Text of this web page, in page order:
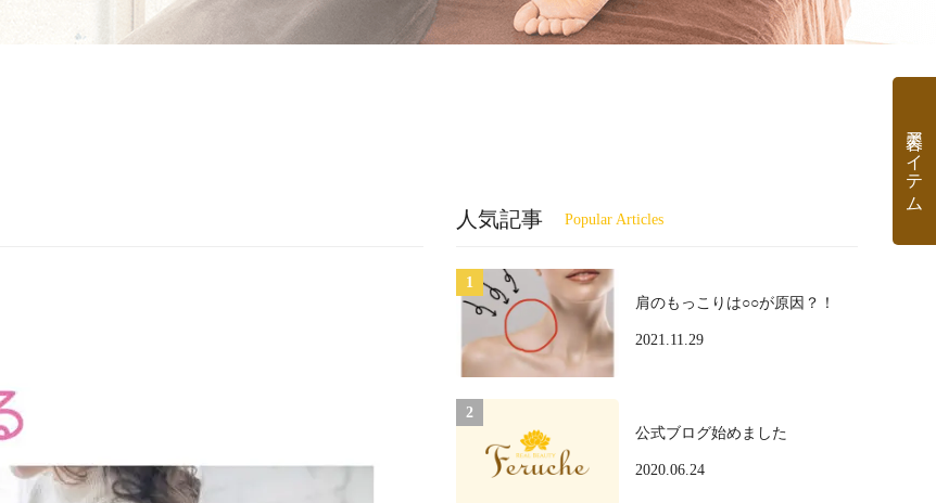
人気記事
肩のもっこりは○○が原因？！
2021.11.29
公式ブログ始めました
2020.06.24
美容アイテム